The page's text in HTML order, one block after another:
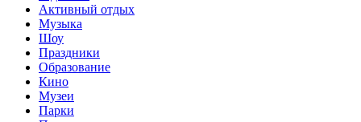
Активный отдых
Музыка
Шоу
Праздники
Образование
Кино
Музеи
Парки